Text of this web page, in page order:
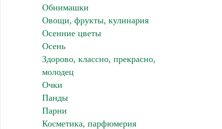
Обнимашки
Овощи, фрукты, кулинария
Осенние цветы
Осень
Здорово, классно, прекрасно,
молодец
Очки
Панды
Парни
Косметика, парфюмерия